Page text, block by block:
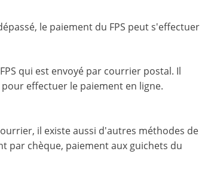
le paiement du FPS peut s'effectuer
qui est envoyé par courrier postal. Il
effectuer le paiement en ligne.
il existe aussi d'autres méthodes de
par chèque, paiement aux guichets du